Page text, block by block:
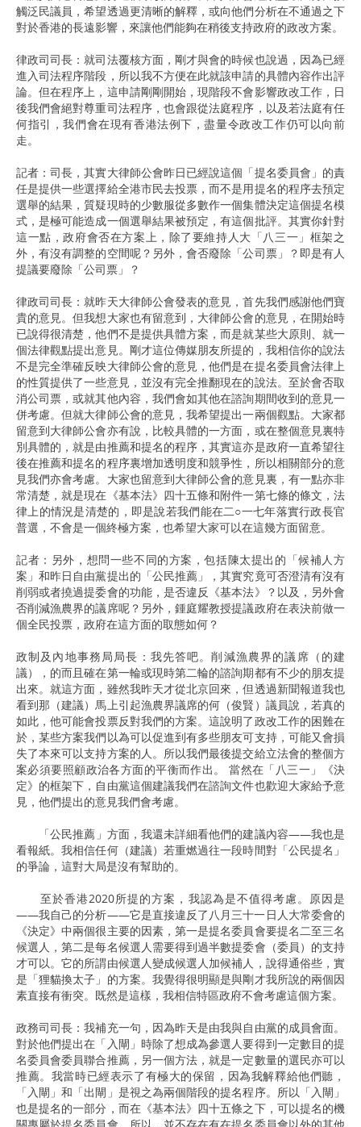
觸泛民議員，希望透過更清晰的解釋，或向他們分析在不通過之下
對於香港的長遠影響，來讓他們能夠在稍後支持政府的政改方案。
律政司司長：就司法覆核方面，剛才與會的時候也說過，因為已經
進入司法程序階段，所以我不方便在此就該申請的具體內容作出評
論。但在程序上，這申請剛剛開始，現階段不會影響政改工作，日
後我們會絕對尊重司法程序，也會跟從法庭程序，以及若法庭有任
何指引，我們會在現有香港法例下，盡量令政改工作仍可以向前
走。
記者：司長，其實大律師公會昨日已經說這個「提名委員會」的責
任是提供一些選擇給全港市民去投票，而不是用提名的程序去預定
選舉的結果，質疑現時的少數服從多數作一個集體決定這個提名模
式，是極可能造成一個選舉結果被預定，有這個批評。其實你針對
這一點，政府會否在方案上，除了要維持人大「八三一」框架之
外，有沒有調整的空間呢？另外，會否廢除「公司票」？即是有人
提議要廢除「公司票」？
律政司司長：就昨天大律師公會發表的意見，首先我們感謝他們寶
貴的意見。但我想大家也有留意到，大律師公會的意見，在開始時
已說得很清楚，他們不是提供具體方案，而是就某些大原則、就一
個法律觀點提出意見。剛才這位傳媒朋友所提的，我相信你的說法
不是完全準確反映大律師公會的意見，他們是在提名委員會法律上
的性質提供了一些意見，並沒有完全推翻現在的說法。至於會否取
消公司票，或就其他內容，我們會如其他在諮詢期間收到的意見一
併考慮。但就大律師公會的意見，我希望提出一兩個觀點。大家都
留意到大律師公會亦有說，比較具體的一方面，或在整個意見裏特
別具體的，就是由推薦和提名的程序，其實這亦是政府一直希望往
後在推薦和提名的程序裏增加透明度和競爭性，所以相關部分的意
見我們亦會考慮。大家也留意到大律師公會的意見裏，有一點亦非
常清楚，就是現在《基本法》四十五條和附件一第七條的條文，法
律上的情況是清楚的，即是說若我們能在二○一七年落實行政長官
普選，不會是一個終極方案，也希望大家可以在這幾方面留意。
記者：另外，想問一些不同的方案，包括陳太提出的「候補人方
案」和昨日自由黨提出的「公民推薦」，其實究竟可否澄清有沒有
削弱或者撓過提委會的功能，是否違反《基本法》？以及，另外會
否削減漁農界的議席呢？另外，鍾庭耀教授提議政府在表決前做一
個全民投票，政府在這方面的取態如何？
政制及內地事務局局長：我先答吧。削減漁農界的議席（的建
議），的而且確在第一輪或現時第二輪的諮詢期都有不少的朋友提
出來。就這方面，雖然我昨天才從北京回來，但透過新聞報道我也
看到那（建議）馬上引起漁農界議席的何（俊賢）議員說，若真的
如此，他可能會投票反對我們的方案。這說明了政改工作的困難在
於，某些方案我們以為可以促進到有多些朋友可支持，可能又會損
失了本來可以支持方案的人。所以我們最後提交給立法會的整個方
案必須要照顧政治各方面的平衡而作出。 當然在「八三一」《決
定》的框架下，自由黨這個建議我們在諮詢文件也歡迎大家給予意
見，他們提出的意見我們會考慮。
「公民推薦」方面，我還未詳細看他們的建議內容——我也是
看報紙。我相信任何（建議）若重燃過往一段時間對「公民提名」
的爭論，這對大局是沒有幫助的。
至於香港2020所提的方案，我認為是不值得考慮。原因是
——我自己的分析——它是直接違反了八月三十一日人大常委會的
《決定》中兩個很主要的因素，第一是提名委員會要提名二至三名
候選人，第二是每名候選人需要得到過半數提委會（委員）的支持
才可以。它的所謂由候選人變成候選人加候補人，說得通俗些，實
是「狸貓換太子」的方案。我覺得很明顯是與剛才我所說的兩個因
素直接有衝突。既然是這樣，我相信特區政府不會考慮這個方案。
政務司司長：我補充一句，因為昨天是由我與自由黨的成員會面。
對於他們提出在「入閘」時除了想成為參選人要得到一定數目的提
名委員會委員聯合推薦，另一個方法，就是一定數量的選民亦可以
推薦。我當時已經表示了有極大的保留，因為我解釋給他們聽，
「入閘」和「出閘」是視之為兩個階段的提名程序。所以「入閘」
也是提名的一部分，而在《基本法》四十五條之下，可以提名的機